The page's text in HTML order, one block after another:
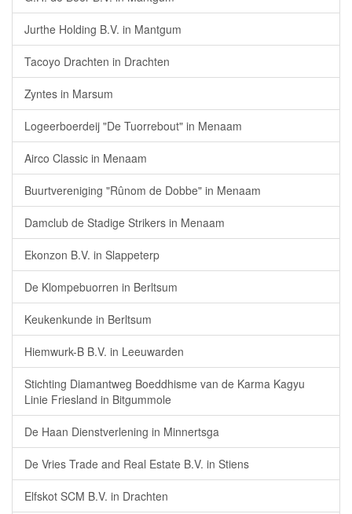
Jurthe Holding B.V. in Mantgum
Tacoyo Drachten in Drachten
Zyntes in Marsum
Logeerboerdeij "De Tuorrebout" in Menaam
Airco Classic in Menaam
Buurtvereniging "Rûnom de Dobbe" in Menaam
Damclub de Stadige Strikers in Menaam
Ekonzon B.V. in Slappeterp
De Klompebuorren in Berltsum
Keukenkunde in Berltsum
Hiemwurk-B B.V. in Leeuwarden
Stichting Diamantweg Boeddhisme van de Karma Kagyu
Linie Friesland in Bitgummole
De Haan Dienstverlening in Minnertsga
De Vries Trade and Real Estate B.V. in Stiens
Elfskot SCM B.V. in Drachten